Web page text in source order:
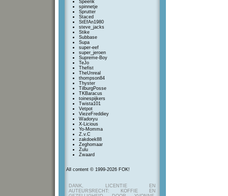
Speerik
spinnetje
Sprutter
Staced
StEfAn1980
steve_jacks
Stike
Subbase
Supa
super-eef
super_jeroen
Supreme-Boy
TeJo
Thefist
TheUnreal
thompson84
Thyster
TilburgPosse
TKBaracus
toinespijkers
Twista101
Vetpot
ViezeFreddiey
Wadoryu
X-Licious
Yo-Momma
Z.v.C
zakdoek88
Zeghomaar
Zulu
Zwaard
All content © 1999-2026 FOK!
DANK, LICENTIE EN
AUTEURSRECHT: KOFFIE EN